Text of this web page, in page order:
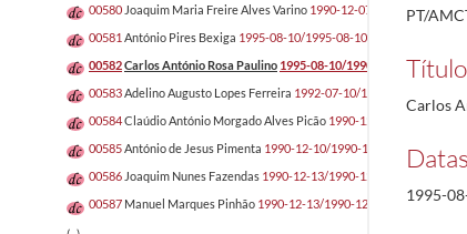
00580 Joaquim Maria Freire Alves Varino 1990-12-07/1990-12-07
00581 António Pires Bexiga 1995-08-10/1995-08-10
00582Carlos António Rosa Paulino 1995-08-10/1990-12-10
00583Adelino Augusto Lopes Ferreira 1992-07-10/1990-12-10
00584Claúdio António Morgado Alves Picão 1990-12-10/1990-12-10
00585António de Jesus Pimenta 1990-12-10/1990-12-10
00586 Joaquim Nunes Fazendas 1990-12-13/1990-12-13
00587 Manuel Marques Pinhão 1990-12-13/1990-12-13
PT/
Título
Carlos
1995-